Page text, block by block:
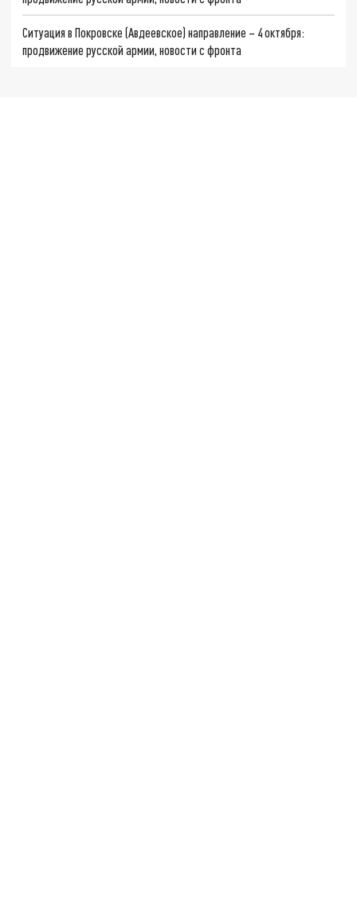
Ситуация в Покровске (Авдеевское) направление – 4 октября:
продвижение русской армии, новости с фронта